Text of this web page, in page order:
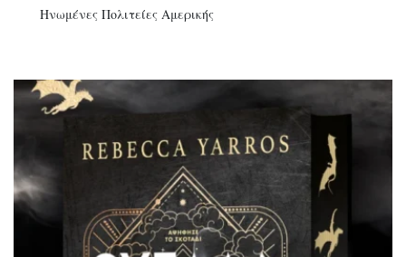
Ηνωμένες Πολιτείες Αμερικής